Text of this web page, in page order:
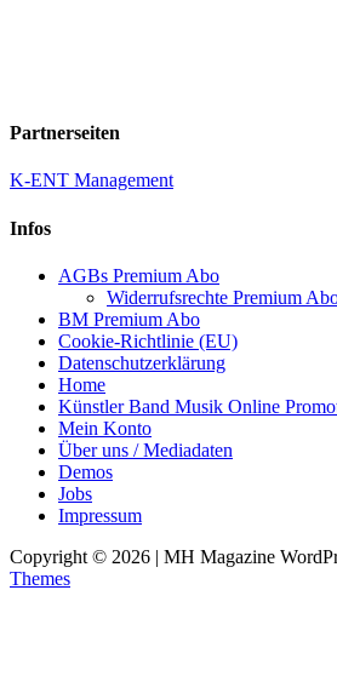
Partnerseiten
K-ENT Management
Infos
AGBs Premium Abo
Widerrufsrechte Premium
BM Premium Abo
Cookie-Richtlinie (EU)
Datenschutzerklärung
Home
Künstler Band Musik Online
Mein Konto
Über uns / Mediadaten
Demos
Jobs
Impressum
Copyright © 2026 | MH Magazine
Themes